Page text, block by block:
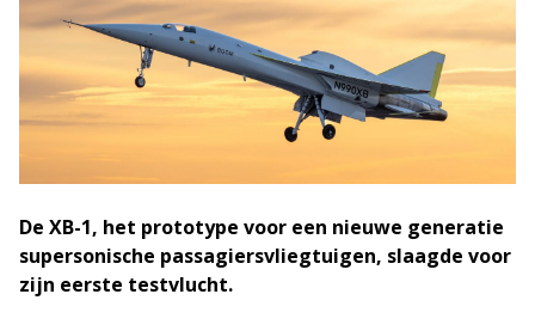
De XB-1, het prototype voor een nieuwe generatie
supersonische passagiersvliegtuigen, slaagde voor
zijn eerste testvlucht.